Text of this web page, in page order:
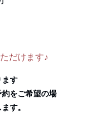
だけます♪
ます
をご希望の場
す。